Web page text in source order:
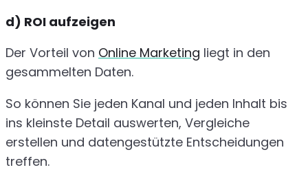
d) ROI aufzeigen
Der Vorteil von Online Marketing liegt in den
gesammelten Daten.
So können Sie jeden Kanal und jeden Inhalt bis
ins kleinste Detail auswerten, Vergleiche
erstellen und datengestützte Entscheidungen
treffen.